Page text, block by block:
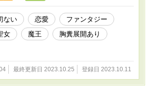
ない 恋愛
ファンタジー
女 魔王
胸糞展開あり
最終更新日 2023.10.25 登録日 2023.10.11